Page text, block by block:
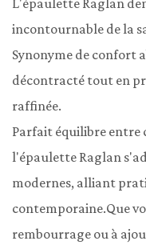
L'épaulette Raglan
incontournable de la
Synonyme de confort
décontracté tout en
raffinée.
Parfait équilibre
l'épaulette Raglan
modernes, alliant
contemporaine.Que
rembourrage ou à